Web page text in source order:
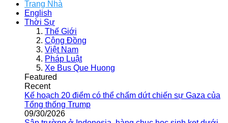
Trang Nhà
English
Thời Sự
Thế Giới
Cộng Đồng
Việt Nam
Pháp Luật
Xe Bus Que Huong
Featured
Recent
Kế hoạch 20 điểm có thể chấm dứt chiến sự Gaza của
Tổng thống Trump
09/30/2026